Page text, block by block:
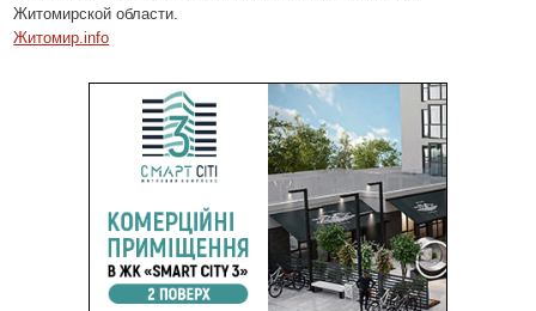
Житомирской области.
Житомир.info